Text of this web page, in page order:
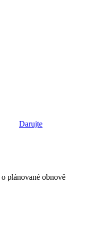
Darujte
plánované obnově